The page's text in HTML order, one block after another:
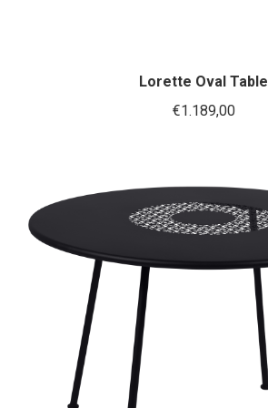
Lorette Oval Table
€1.189,00